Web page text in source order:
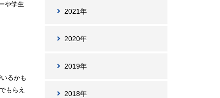
や学生
るかも
もらえ
2021年
2020年
2019年
2018年